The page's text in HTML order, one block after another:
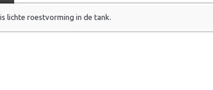
lichte roestvorming in de tank.